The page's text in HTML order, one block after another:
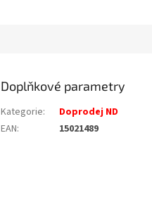
Doplňkové parametry
Kategorie:
Doprodej ND
EAN: 15021489